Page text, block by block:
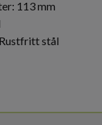
113 mm
stål